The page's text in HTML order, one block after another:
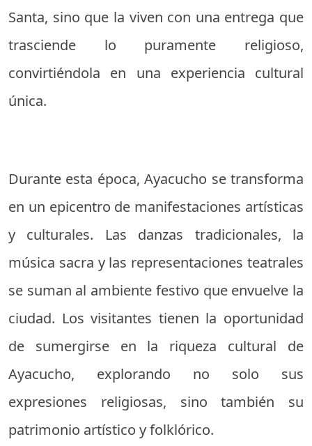
Santa, sino que la viven con una entrega que
trasciende lo puramente religioso,
convirtiéndola en una experiencia cultural
única.
Durante esta época, Ayacucho se transforma
en un epicentro de manifestaciones artísticas
y culturales. Las danzas tradicionales, la
música sacra y las representaciones teatrales
se suman al ambiente festivo que envuelve la
ciudad. Los visitantes tienen la oportunidad
de sumergirse en la riqueza cultural de
Ayacucho, explorando no solo sus
expresiones religiosas, sino también su
patrimonio artístico y folklórico.